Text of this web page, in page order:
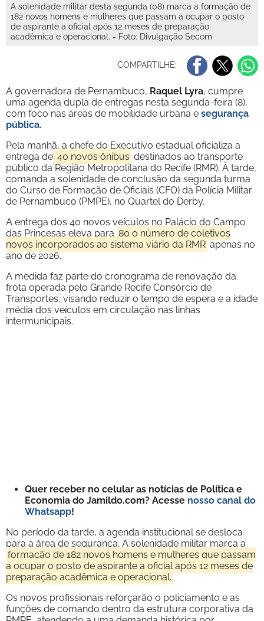
A solenidade militar desta segunda (08) marca a formação de
182 novos homens e mulheres que passam a ocupar o posto
de aspirante a oficial após 12 meses de preparação
acadêmica e operacional. - Foto: Divulgação Secom
COMPARTILHE:
A governadora de Pernambuco, Raquel Lyra, cumpre
uma agenda dupla de entregas nesta segunda-feira (8),
com foco nas áreas de mobilidade urbana e segurança
pública.
Pela manhã, a chefe do Executivo estadual oficializa a
entrega de 40 novos ônibus destinados ao transporte
público da Região Metropolitana do Recife (RMR). À tarde,
comanda a solenidade de conclusão da segunda turma
do Curso de Formação de Oficiais (CFO) da Polícia Militar
de Pernambuco (PMPE), no Quartel do Derby.
A entrega dos 40 novos veículos no Palácio do Campo
das Princesas eleva para 80 o número de coletivos
novos incorporados ao sistema viário da RMRapenas no
ano de 2026.
A medida faz parte do cronograma de renovação da
frota operada pelo Grande Recife Consórcio de
Transportes, visando reduzir o tempo de espera e a idade
média dos veículos em circulação nas linhas
intermunicipais.
Quer receber no celular as notícias de Política e
Economia do Jamildo.com? Acesse nosso canal do
Whatsapp!
No período da tarde, a agenda institucional se desloca
para a área de segurança. A solenidade militar marca a
formação de 182 novos homens e mulheres que passam
a ocupar o posto de aspirante a oficial após 12 meses de
preparação acadêmica e operacional.
Os novos profissionais reforçarão o policiamento e as
funções de comando dentro da estrutura corporativa da